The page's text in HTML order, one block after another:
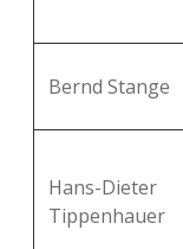
Bernd Stange
Hans-Dieter
Tippenhauer